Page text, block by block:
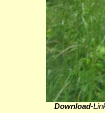
Download-